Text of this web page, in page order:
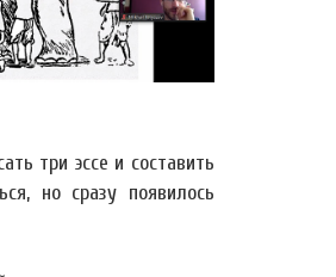
три эссе и составить
но сразу появилось